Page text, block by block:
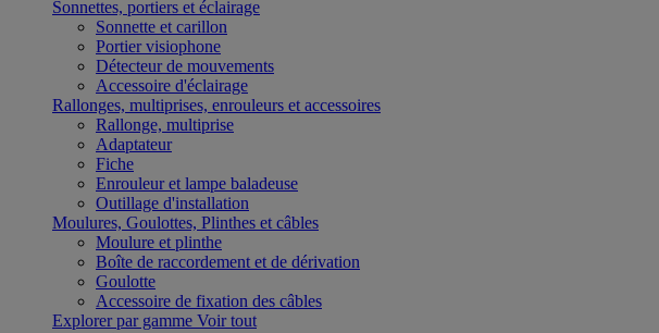
Sonnettes, portiers et éclairage
Sonnette et carillon
Portier visiophone
Détecteur de mouvements
Accessoire d'éclairage
Rallonges, multiprises, enrouleurs et accessoires
Rallonge, multiprise
Adaptateur
Fiche
Enrouleur et lampe baladeuse
Outillage d'installation
Moulures, Goulottes, Plinthes et câbles
Moulure et plinthe
Boîte de raccordement et de dérivation
Goulotte
Accessoire de fixation des câbles
Explorer par gamme Voir tout